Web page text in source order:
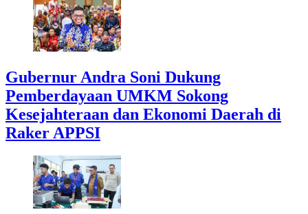
Gubernur Andra Soni Dukung
Pemberdayaan UMKM Sokong
Kesejahteraan dan Ekonomi Daerah di
Raker APPSI